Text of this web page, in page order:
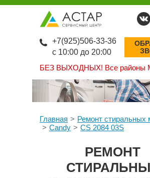
БЕЗ ВЫХОДНЫХ! Все районы
+7(925)506-33-36
с 10:00 до 20:00
Главная
Ремонт стиральных
Candy
CS 2084 03S
РЕМОНТ